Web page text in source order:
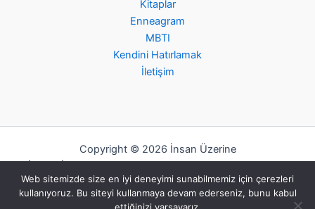
Kitaplar
Enneagram
MBTI
Kendini Hatırlamak
İletişim
Copyright © 2026 İnsan Üzerine
Gizlilik Politikası-Mesafeli Satış Sözleşmesi
Web sitemizde size en iyi deneyimi sunabilmemiz için çerezleri
kullanıyoruz. Bu siteyi kullanmaya devam ederseniz, bunu kabul